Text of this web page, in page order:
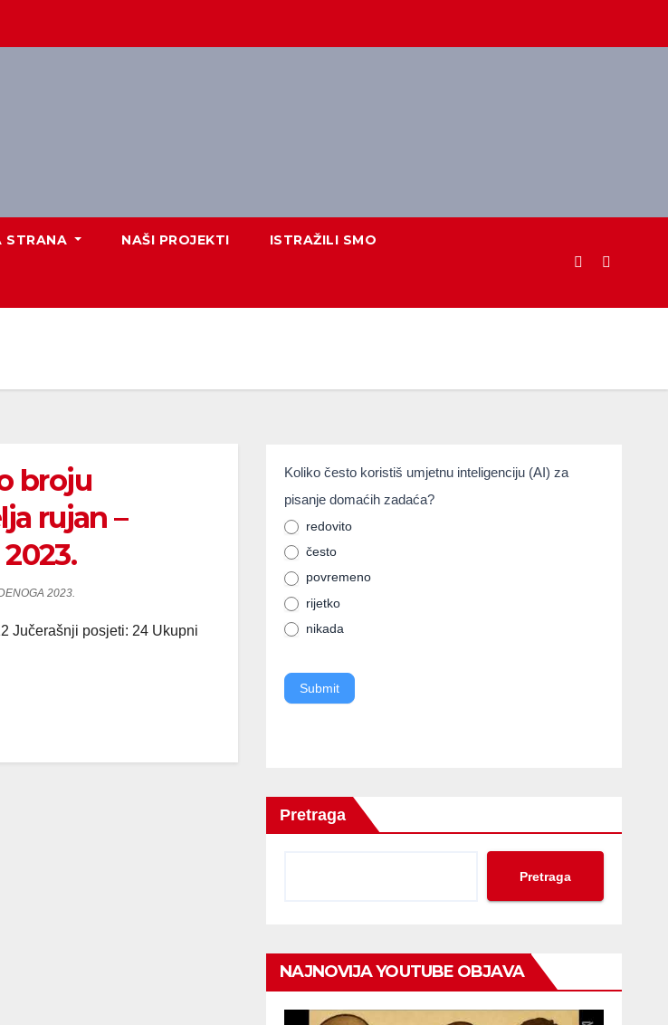
STRANA NAŠI PROJEKTI ISTRAŽILI SMO
broju
rujan –
2023.
Jučerašnji posjeti: 24 Ukupni
umjetnainteligencija
Koliko često koristiš umjetnu inteligenciju (AI) za
pisanje domaćih zadaća?
redovito
često
povremeno
rijetko
nikada
Submit
If you
are
human,
leave
this
field
blank.
Pretraga
Pretraga
NAJNOVIJA YOUTUBE OBJAVA